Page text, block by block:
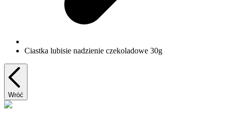
Ciastka lubisie nadzienie czekoladowe 30g
Wróć